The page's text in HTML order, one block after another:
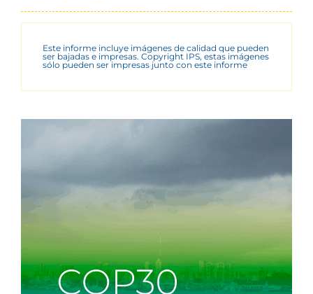
Este informe incluye imágenes de calidad que pueden
ser bajadas e impresas. Copyright IPS, estas imágenes
sólo pueden ser impresas junto con este informe